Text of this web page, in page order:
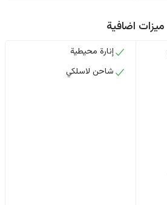
ميزات اضافية
إنارة محيطية
شاحن لاسلكي